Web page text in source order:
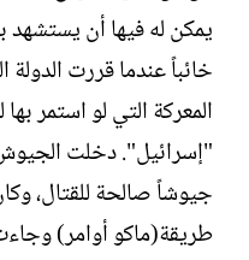
يمكن له فيها أن يستشهد
خائباً عندما قررت الدولة
المعركة التي لو استمر
"إسرائيل". دخلت
جيوشاً صالحة للقتال،
طريقة(ماكو أوامر)